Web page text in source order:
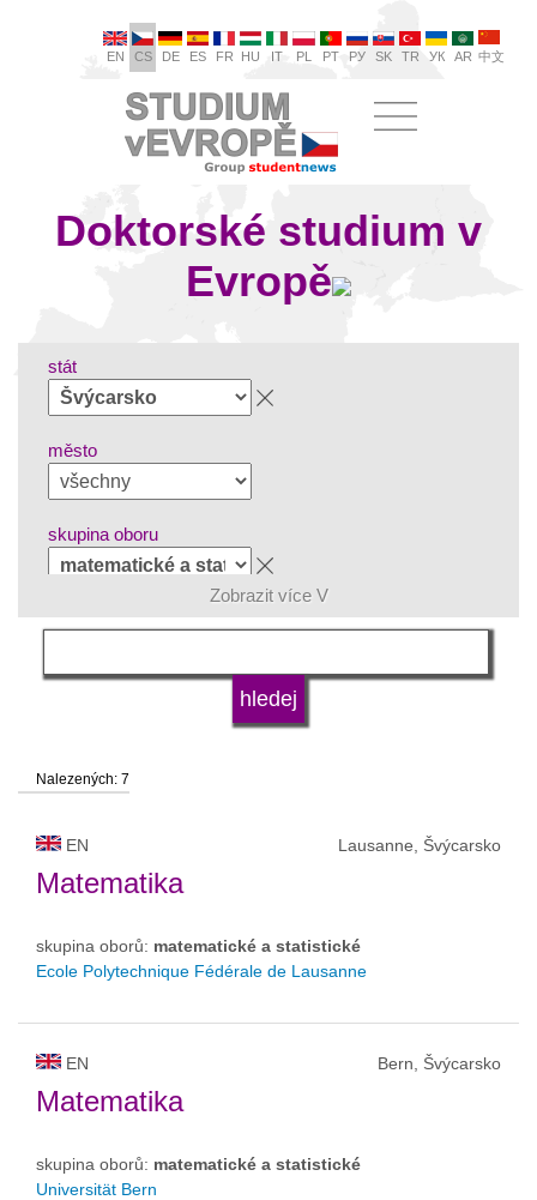
EN CS DE ES FR HU IT PL PT РУ SK TR УК AR 中文
Doktorské studium v
Evropě
stát
město
skupina oboru
jazyk
status vysoké školy
Zobrazit více V
Nalezených: 7
EN Lausanne, Švýcarsko
Matematika
skupina oborů: matematické a statistické
Ecole Polytechnique Fédérale de Lausanne
EN Bern, Švýcarsko
Matematika
skupina oborů: matematické a statistické
Universität Bern